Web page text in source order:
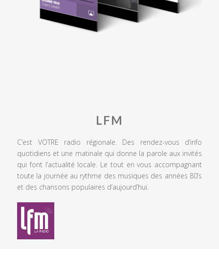
LFM
C’est VOTRE radio régionale. Des rendez-vous d’info
quotidiens et une matinale qui donne la parole aux invités
qui font l’actualité locale. Le tout en vous accompagnant
toute la journée au rythme des musiques des années 80’s
et des chansons populaires d’aujourd’hui.